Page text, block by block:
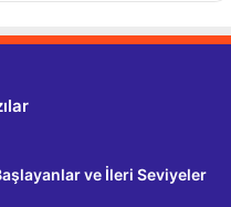
ve İleri Seviyeler